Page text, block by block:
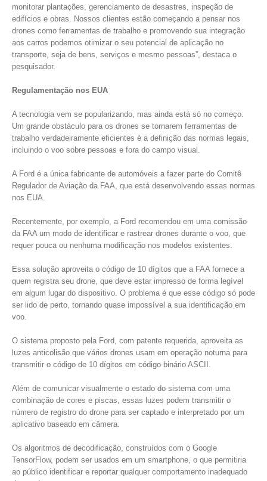
monitorar plantações, gerenciamento de desastres, inspeção de
edifícios e obras. Nossos clientes estão começando a pensar nos
drones como ferramentas de trabalho e promovendo sua integração
aos carros podemos otimizar o seu potencial de aplicação no
transporte, seja de bens, serviços e mesmo pessoas”, destaca o
pesquisador.
Regulamentação nos EUA
A tecnologia vem se popularizando, mas ainda está só no começo.
Um grande obstáculo para os drones se tornarem ferramentas de
trabalho verdadeiramente eficientes é a definição das normas legais,
incluindo o voo sobre pessoas e fora do campo visual.
A Ford é a única fabricante de automóveis a fazer parte do Comitê
Regulador de Aviação da FAA, que está desenvolvendo essas normas
nos EUA.
Recentemente, por exemplo, a Ford recomendou em uma comissão
da FAA um modo de identificar e rastrear drones durante o voo, que
requer pouca ou nenhuma modificação nos modelos existentes.
Essa solução aproveita o código de 10 dígitos que a FAA fornece a
quem registra seu drone, que deve estar impresso de forma legível
em algum lugar do dispositivo. O problema é que esse código só pode
ser lido de perto, tornando quase impossível a sua identificação em
voo.
O sistema proposto pela Ford, com patente requerida, aproveita as
luzes anticolisão que vários drones usam em operação noturna para
transmitir o código de 10 dígitos em código binário ASCII.
Além de comunicar visualmente o estado do sistema com uma
combinação de cores e piscas, essas luzes podem transmitir o
número de registro do drone para ser captado e interpretado por um
aplicativo baseado em câmera.
Os algoritmos de decodificação, construídos com o Google
TensorFlow, podem ser usados em um smartphone, o que permitiria
ao público identificar e reportar qualquer comportamento inadequado